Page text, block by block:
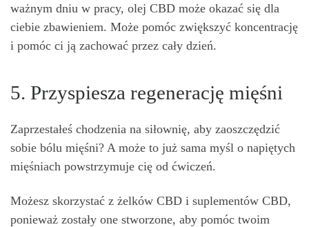
ważnym dniu w pracy, olej CBD może okazać się dla
ciebie zbawieniem. Może pomóc zwiększyć koncentrację
i pomóc ci ją zachować przez cały dzień.
5. Przyspiesza regenerację mięśni
Zaprzestałeś chodzenia na siłownię, aby zaoszczędzić
sobie bólu mięśni? A może to już sama myśl o napiętych
mięśniach powstrzymuje cię od ćwiczeń.
Możesz skorzystać z żelków CBD i suplementów CBD,
ponieważ zostały one stworzone, aby pomóc twoim